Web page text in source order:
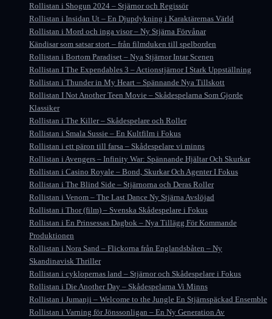
Rollistan i Shogun 2024 – Stjärnor och Regissör
Rollistan i Insidan Ut – En Djupdykning i Karaktärernas Värld
Rollistan i Mord och inga visor – Ny Stjärna Förvånar
Kändisar som satsar stort – från filmduken till spelborden
Rollistan i Bortom Paradiset – Nya Stjärnor Intar Scenen
Rollistan I The Expendables 3 – Actionstjärnor I Stark Uppställning
Rollistan i Thunder in My Heart – Spännande Nya Tillskott
Rollistan I Not Another Teen Movie – Skådespelarna Som Gjorde
Klassiker
Rollistan i The Killer – Skådespelare och Roller
Rollistan i Smala Sussie – En Kultfilm i Fokus
Rollistan i ett päron till farsa – Skådespelare vi minns
Rollistan i Avengers – Infinity War: Spännande Hjältar Och Skurkar
Rollistan i Casino Royale – Bond, Skurkar Och Agenter I Fokus
Rollistan i The Blind Side – Stjärnorna och Deras Roller
Rollistan i Venom – The Last Dance Ny Stjärna Avslöjad
Rollistan i Thor (film) – Svenska Skådespelare i Fokus
Rollistan i En Prinsessas Dagbok – Nya Tillägg För Kommande
Produktionen
Rollistan i Nora Sand – Flickorna från Englandsbåten – Ny
Skandinavisk Thriller
Rollistan i cyklopernas land – Stjärnor och Skådespelare i Fokus
Rollistan i Die Another Day – Skådespelarna Vi Minns
Rollistan i Jumanji – Welcome to the Jungle En Stjärnspäckad Ensemble
Rollistan i Varning för Jönssonligan – En Ny Generation Av